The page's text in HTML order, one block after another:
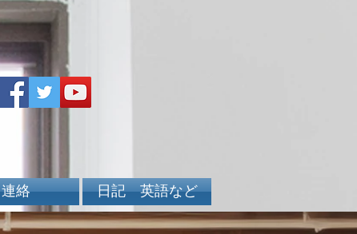
連絡 日記 英語など